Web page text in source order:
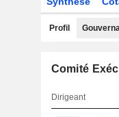
Profil
Comité
Dirigeant